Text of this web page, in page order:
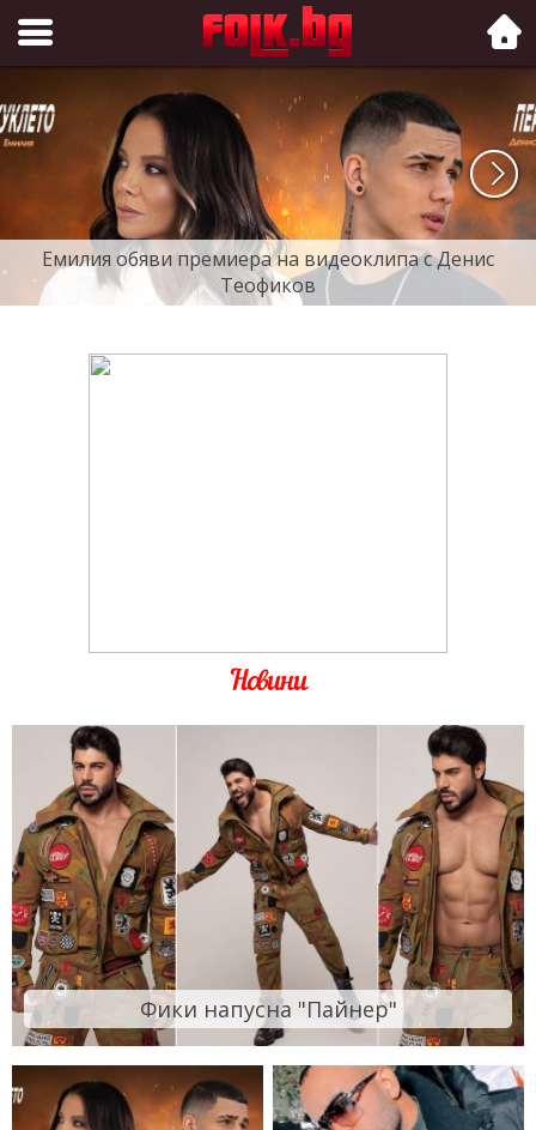
Folk.bg
Емилия обяви премиера на видеоклипа с Денис
Теофиков
Новини
Фики напусна "Пайнер"